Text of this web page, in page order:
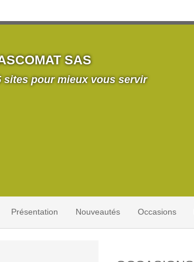
SAS
sites pour mieux vous servir
Présentation Nouveautés Occasions